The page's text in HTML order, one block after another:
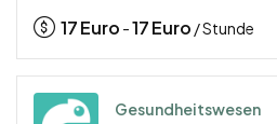
17Euro -17Euro / Stunde
Gesundheitswesen